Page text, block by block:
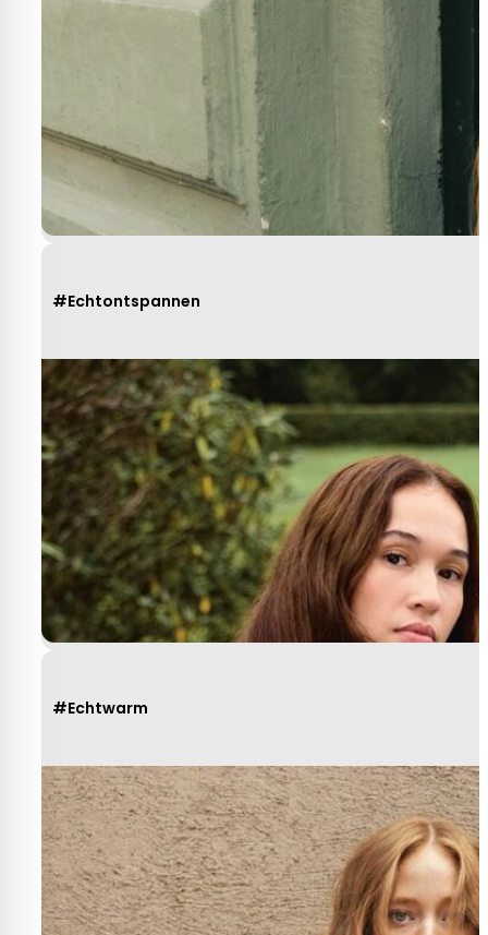
Heel behulpzaam, goede service mooie
produkten!
Yvonne Claessen
#Echtontspannen
#Echtwarm